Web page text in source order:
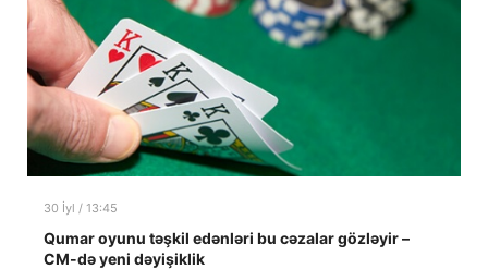
30 İyl / 13:45
Qumar oyunu təşkil edənləri bu cəzalar gözləyir –
CM-də yeni dəyişiklik